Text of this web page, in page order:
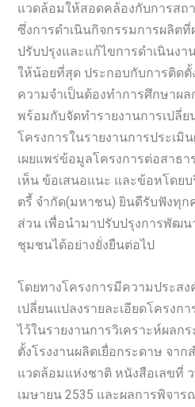
แวดล้อมให้สอดคล้องกับการสถ
ซึ่งการดำเนินกิจกรรมการผลิตที่
ปรับปรุงและแก้ไขการดำเนินง
ให้น้อยที่สุด ประกอบกับการติดตั้
ความจำเป็นต้องทำการศึกษาผ
พร้อมกับจัดทำรายงานการเปลี่ย
โครงการในรายงานการประเมิ
เผยแพร่ข้อมูลโครงการต่อสาธ
เห็น ข้อเสนอแนะ และข้อหโด
ตรี้ จำกัด(มหาชน) ยินดีรับฟังทุ
ส่วน เพื่อนำมาปรับปรุงการพัฒ
ชุมชนได้อย่างยั่งยืนต่อไป
โดยทางโครงการมีความประส
เปลี่ยนแปลงรายละเอียดโครงก
ไว้ในรายงานการวิเคราะห์ผลก
ตั้งโรงงานผลิตเยื่อกระดาษ จา
แวดล้อมแห่งชาติ หนังสือเลขที่
เมษายน 2535 และผลการพิจา